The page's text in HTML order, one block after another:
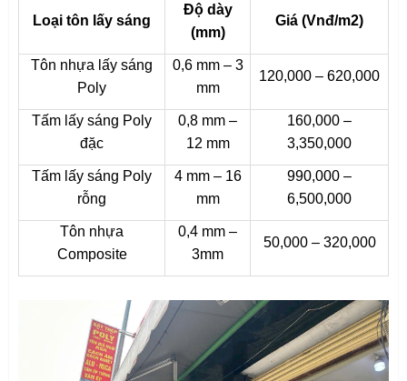
Loại tôn lấy sáng
Độ dày
(mm)
Giá (Vnđ/m2)
Tôn nhựa lấy sáng
Poly
0,6 mm – 3
mm
120,000 – 620,000
Tấm lấy sáng Poly
đặc
0,8 mm –
12 mm
160,000 –
3,350,000
Tấm lấy sáng Poly
rỗng
4 mm – 16
mm
990,000 –
6,500,000
Tôn nhựa
Composite
0,4 mm –
3mm
50,000 – 320,000